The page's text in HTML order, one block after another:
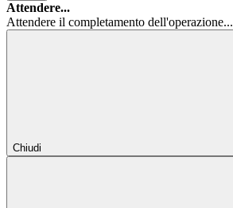
Attendere...
Attendere il completamento dell'operazione...
Chiudi